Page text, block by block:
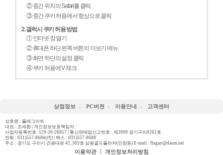
② 중간 위치의 Safari를 클릭
③ 중간 쿠키 허용에서 항상으로 클릭
2. 갤럭시 쿠키 허용 방법
① 인터넷 창 열기
② 휴대폰 하단 왼쪽 버튼의 더보기 메뉴
③ 화면 하단의 설정 클릭
④ 쿠키 허용에 V 체크
상점정보 PC버젼 이용안내 고객센터
상호명 : 플래그아트
대표 : 조세환 | 개인정보보호책임자 :
사업자등록번호 :129-20-26857 | 통신판매업신고번호 : 제2009 경기구리0262호
전화 : 031)557-8686(代) | 팩스 : 031)557-8688
주소 : 경기도 구리시 건원대로 42, 303호 삼원골드플라자(인창동) E-mail : flagart@daum.net
이용약관ㅣ 개인정보처리방침